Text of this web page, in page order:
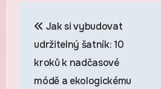
pro
příspěvek
Jak si vybudovat
udržitelný šatník: 10
kroků k nadčasové
módě a ekologickému